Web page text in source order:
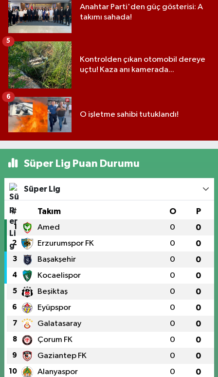
Anahtar Parti'den güç gösterisi: A
takımı sahada!
Kontrolden çıkan otomobil dereye
uçtu! Kaza anı kamerada...
5
O işletme sahibi tutuklandı!
6
Süper Lig Puan Durumu
Süper Lig
# Takım O P
1 Amed 0 0
2 Erzurumspor FK 0 0
3 Başakşehir 0 0
4 Kocaelispor 0 0
5 Beşiktaş 0 0
6 Eyüpspor 0 0
7 Galatasaray 0 0
8 Çorum FK 0 0
9 Gaziantep FK 0 0
10 Alanyaspor 0 0